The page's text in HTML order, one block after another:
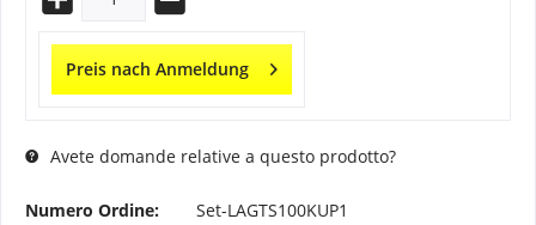
Preis nach Anmeldung
Avete domande relative a questo prodotto?
Numero Ordine:
Set-LAGTS100KUP1